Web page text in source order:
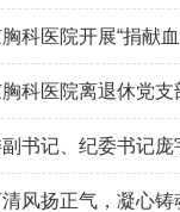
科医院开展“捐献
胸科医院离退休党
副书记、纪委书记
清风扬正气，凝心